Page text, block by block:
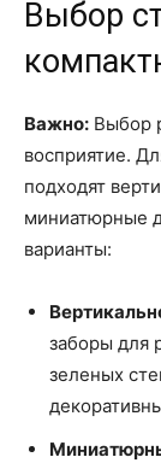
Выбор
Важно: Выбор
восприятие.
подходят
миниатюрные
варианты:
заборы для
зеленых